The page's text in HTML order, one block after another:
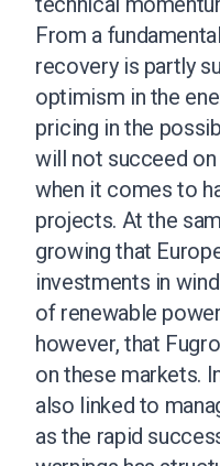
From a
recovery is partly
optimism in the
pricing in the
will not succeed
when it comes to
projects. At the
growing that
investments in
of renewable
however, that
on these markets.
also linked to
as the rapid